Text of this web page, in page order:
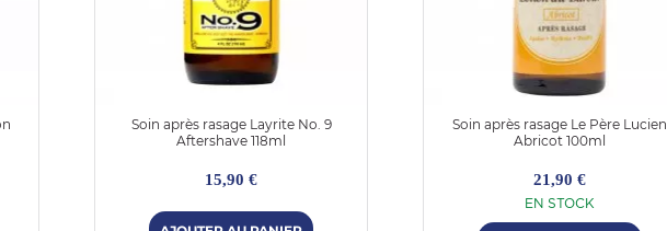
Soin après rasage Layrite No. 9
Aftershave 118ml
15,90 €
Soin après rasage Le Père Lucien
Abricot 100ml
21,90 €
EN STOCK